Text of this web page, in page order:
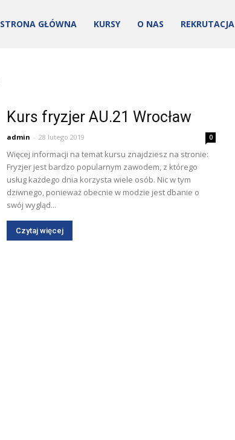
STRONA GŁÓWNA KURSY O NAS REKRUTACJA
Kurs fryzjer AU.21 Wrocław
admin - 28 lutego 2019 0
Więcej informacji na temat kursu znajdziesz na stronie:
Fryzjer jest bardzo popularnym zawodem, z którego
usług każdego dnia korzysta wiele osób. Nic w tym
dziwnego, ponieważ obecnie w modzie jest dbanie o
swój wygląd...
Czytaj więcej